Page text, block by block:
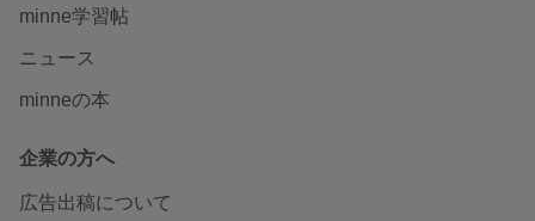
minne学習帖
ニュース
minneの本
企業の方へ
広告出稿について